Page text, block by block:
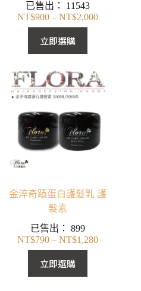
已售出： 11543
NT$900 – NT$2,000價
NT$900
到
立即選購
金淬奇蹟蛋白護髮乳 護
髮素
已售出：899
NT$790 – NT$1,280價
立即選購